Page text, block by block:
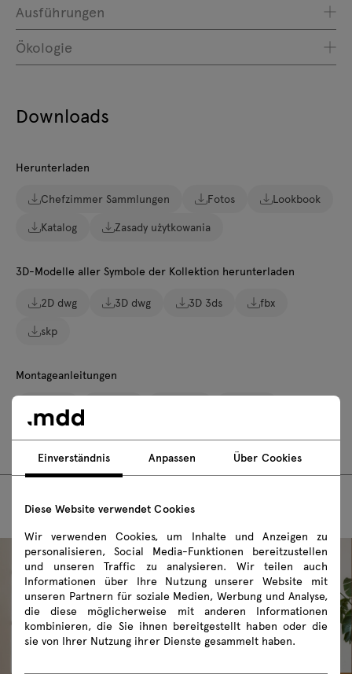
Ausführungen
Ökologie
Downloads
Herunterladen
Chefzimmer Sammlungen Fotos
Lookbook
Katalog
Zasady użytkowania
3D-Modelle aller Symbole der Kollektion herunterladen
2D dwg 3D dwg 3D 3ds
fbx
skp
Montageanleitungen
MIT15
Einverständnis Anpassen Über Cookies
Diese Website verwendet Cookies
Wir verwenden Cookies, um Inhalte und Anzeigen zu
personalisieren, Social Media-Funktionen bereitzustellen
und unseren Traffic zu analysieren. Wir teilen auch
Informationen über Ihre Nutzung unserer Website mit
unseren Partnern für soziale Medien, Werbung und Analyse,
die diese möglicherweise mit anderen Informationen
kombinieren, die Sie ihnen bereitgestellt haben oder die
sie von Ihrer Nutzung ihrer Dienste gesammelt haben.